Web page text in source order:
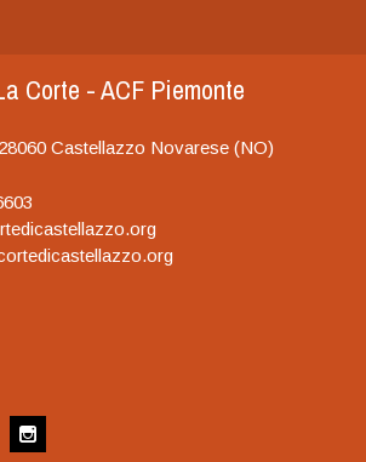
Corte - ACF Piemonte
Castellazzo Novarese (NO)